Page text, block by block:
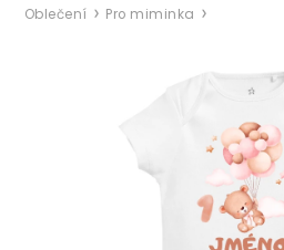
Oblečení Pro miminka